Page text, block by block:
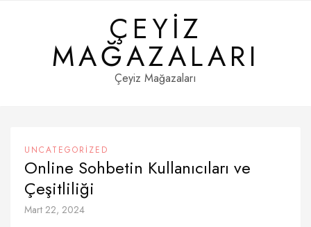
ÇEYIZ
MAĞAZALARI
Çeyiz Mağazaları
UNCATEGORIZED
Online Sohbetin Kullanıcıları ve
Çeşitliliği
Mart 22, 2024